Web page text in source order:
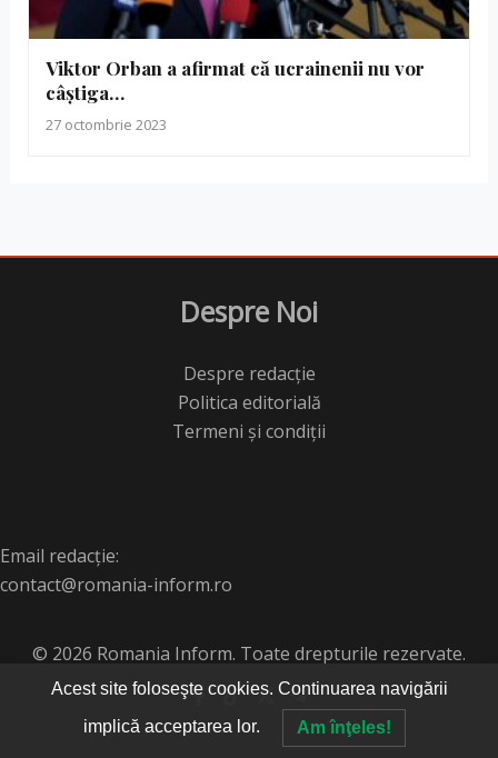
Viktor Orban a afirmat că ucrainenii nu vor
câștiga…
27 octombrie 2023
Despre Noi
Despre redacție
Politica editorială
Termeni și condiții
Email redacție:
contact@romania-inform.ro
© 2026 Romania Inform. Toate drepturile rezervate.
Acest site foloseşte cookies. Continuarea navigării
implică acceptarea lor. Am înţeles!